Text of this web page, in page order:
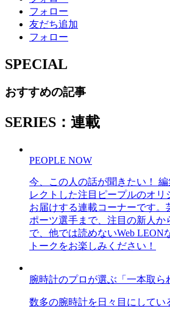
フォロー
友だち追加
フォロー
SPECIAL
おすすめの記事
SERIES：連載
PEOPLE NOW
今、この人の話が聞きたい！
レクトした注目ピープルのオリ
お届けする連載コーナーです。
ポーツ選手まで、注目の新人か
で、他では読めないWeb LEON
トークをお楽しみください！
腕時計のプロが選ぶ「一本取ら
数多の腕時計を日々目にしてい